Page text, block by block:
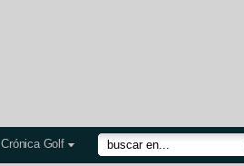
Crónica Golf